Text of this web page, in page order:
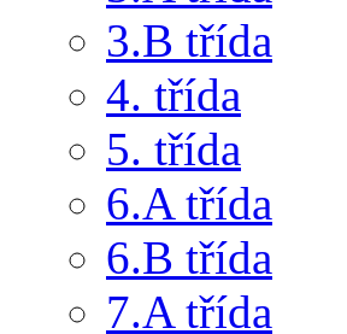
3.B třída
4. třída
5. třída
6.A třída
6.B třída
7.A třída